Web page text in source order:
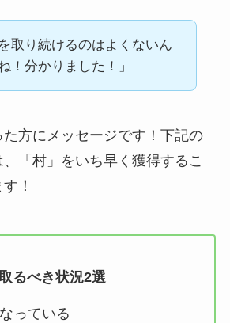
を取り続けるのはよくないん
！分かりました！」
た方にメッセージです！下記の
「村」をいち早く獲得するこ
！
るべき状況2選
っている